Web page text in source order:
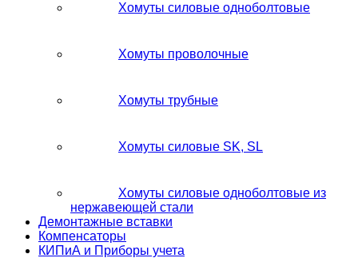
Хомуты силовые одноболтовые
Хомуты проволочные
Хомуты трубные
Хомуты силовые SK, SL
Хомуты силовые одноболтовые из
нержавеющей стали
Демонтажные вставки
Компенсаторы
КИПиА и Приборы учета